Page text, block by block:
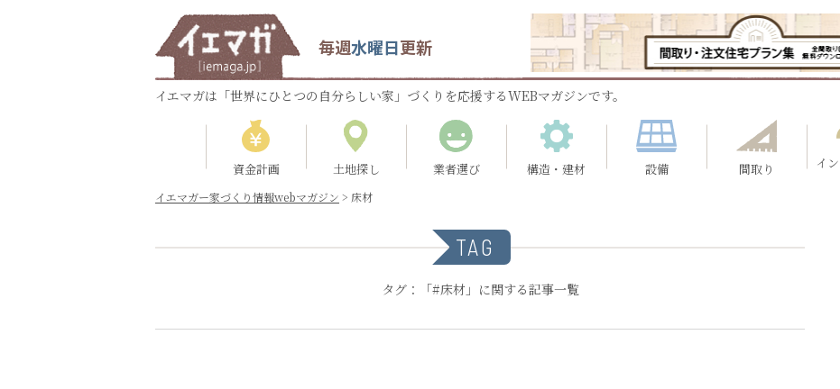
毎週水曜日更新
イエマガは「世界にひとつの自分らしい家」づくりを応援するWEBマガジンです。
資金計画 土地探し 業者選び 構造・建材 設備 間取り イ
イエマガー家づくり情報webマガジン > 床材
TAG
タグ：「#床材」に関する記事一覧